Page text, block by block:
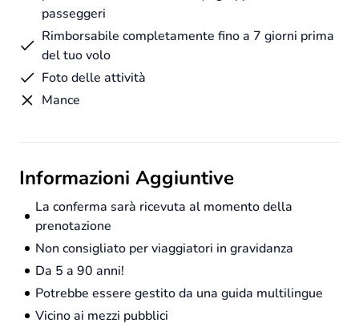
passeggeri
Rimborsabile completamente fino a 7 giorni prima
del tuo volo
Foto delle attività
Mance
Informazioni Aggiuntive
La conferma sarà ricevuta al momento della
prenotazione
Non consigliato per viaggiatori in gravidanza
Da 5 a 90 anni!
Potrebbe essere gestito da una guida multilingue
Vicino ai mezzi pubblici